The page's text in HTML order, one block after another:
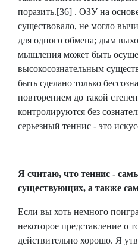
поразить.[36] . ОЗУ на
существовало, не могло
для одного обмена; дым
мышления может быть
высокосознательным
быть сделано только
повторением до такой
контролируются без
серьезный теннис - это
Я считаю, что теннис -
существующих, а также
Если вы хоть немного
некоторое представление о
действительно хорошо. Я